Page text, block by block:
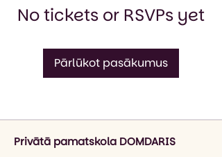
No tickets or RSVPs yet
Pārlūkot pasākumus
Privātā pamatskola DOMDARIS